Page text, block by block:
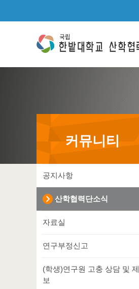
커뮤니티
공지사항
산학협력단소식
자료실
연구부정신고
(학생)연구원 고충 상담 및 제
보